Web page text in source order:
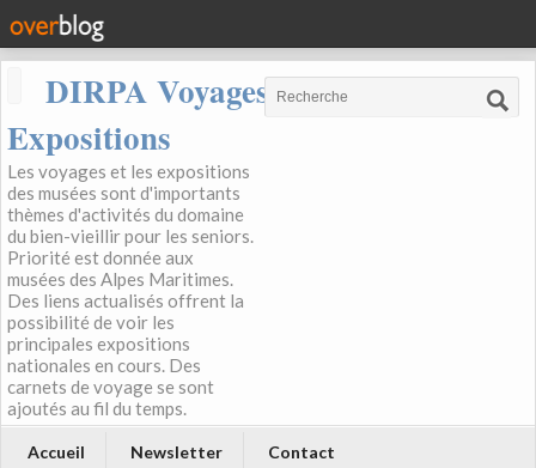
DIRPA Voyages, Musées,
Expositions
Les voyages et les expositions
des musées sont d'importants
thèmes d'activités du domaine
du bien-vieillir pour les seniors.
Priorité est donnée aux
musées des Alpes Maritimes.
Des liens actualisés offrent la
possibilité de voir les
principales expositions
nationales en cours. Des
carnets de voyage se sont
ajoutés au fil du temps.
Accueil Newsletter Contact